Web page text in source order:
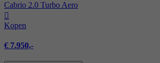
Cabrio 2.0 Turbo Aero
Kopen
€ 7.950,-